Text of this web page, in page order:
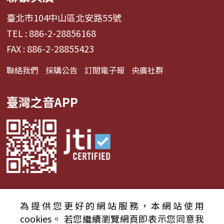
臺北市104中山區北安路55號
TEL : 886-2-28856168
FAX : 886-2-28855423
聯絡我們 採購公告 訂閱電子報 央廣社群
臺灣之音APP
© 2024財團法人中央廣播電臺 版權所有
為提供您更好的網站服務，本網站使用
cookies。 若您繼續瀏覽網頁即表示您同意我